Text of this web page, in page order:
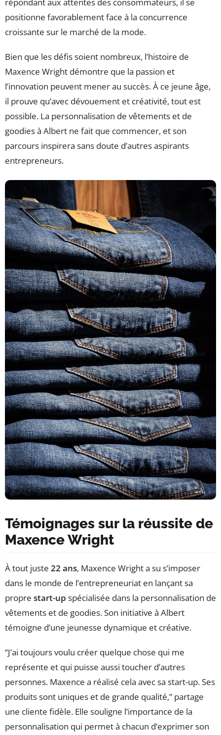
répondant aux attentes des consommateurs, il se
positionne favorablement face à la concurrence
croissante sur le marché de la mode.
Bien que les défis soient nombreux, l’histoire de
Maxence Wright démontre que la passion et
l’innovation peuvent mener au succès. À ce jeune âge,
il prouve qu’avec dévouement et créativité, tout est
possible. La personnalisation de vêtements et de
goodies à Albert ne fait que commencer, et son
parcours inspirera sans doute d’autres aspirants
entrepreneurs.
Témoignages sur la réussite de
Maxence Wright
À tout juste 22 ans, Maxence Wright a su s’imposer
dans le monde de l’entrepreneuriat en lançant sa
propre start-up spécialisée dans la personnalisation de
vêtements et de goodies. Son initiative à Albert
témoigne d’une jeunesse dynamique et créative.
“J’ai toujours voulu créer quelque chose qui me
représente et qui puisse aussi toucher d’autres
personnes. Maxence a réalisé cela avec sa start-up. Ses
produits sont uniques et de grande qualité,” partage
une cliente fidèle. Elle souligne l’importance de la
personnalisation qui permet à chacun d’exprimer son